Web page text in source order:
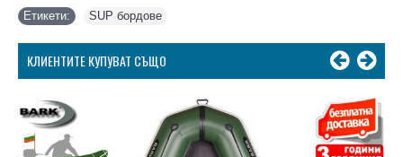
Етикети: SUP бордове
КЛИЕНТИТЕ КУПУВАТ СЪЩО